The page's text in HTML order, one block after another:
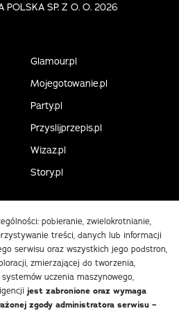
POLSKA SP. Z O. O. 2026
Glamour.pl
Mojegotowanie.pl
Party.pl
Przyslijprzepis.pl
Wizaz.pl
Story.pl
pobieranie, zwielokrotnianie,
treści, danych lub informacji
serwisu oraz wszystkich jego podstron,
zmierzającej do tworzenia,
uczenia maszynowego,
jest zabronione oraz wymaga
zgody administratora serwisu –